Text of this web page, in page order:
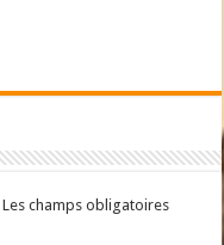
Les champs obligatoires